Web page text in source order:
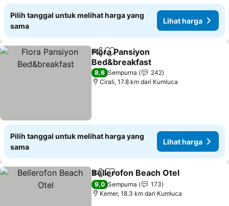
Pilih tanggal untuk melihat harga yang
sama
Lihat harga
BagikanTambahkan ke favorit
Flora Pansiyon
Bed&breakfast
Lihat harga
8,6 Sempurna
242
Cirali, 17.8 km dari Kumluca
Pilih tanggal untuk melihat harga yang
sama
Lihat harga
BagikanTambahkan ke favorit
Bellerofon Beach Otel
9,0 Sempurna
173
Kemer, 18.3 km dari Kumluca